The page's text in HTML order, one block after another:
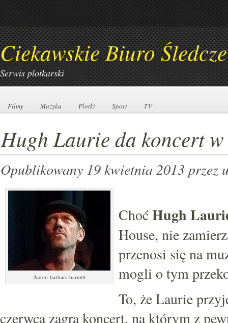
Ciekawskie Biuro Śledcze
Serwis plotkarski
Filmy
Filmy Muzyka
Muzyka Plotki
Plotki Sport
Sport TV
TV
Hugh Laurie da koncert
Opublikowany 19 kwietnia 2013 przez
Autor: barbara barnett
ChoćHugh
House, nie
przenosi się na
mogli o tym
To, że Laurie
czerwca zagra koncert, na którym z